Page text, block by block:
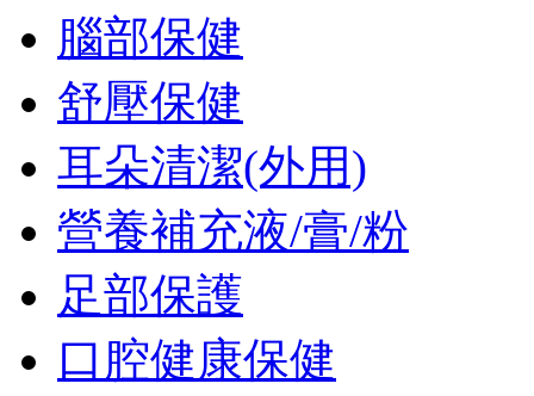
腦部保健
舒壓保健
耳朵清潔(外用)
營養補充液/膏/粉
足部保護
口腔健康保健